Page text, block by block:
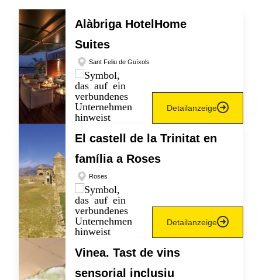
Alàbriga HotelHome
Suites
Sant Feliu de Guíxols
Detailanzeige
El castell de la Trinitat en
família a Roses
Roses
Detailanzeige
Vinea. Tast de vins
sensorial inclusiu